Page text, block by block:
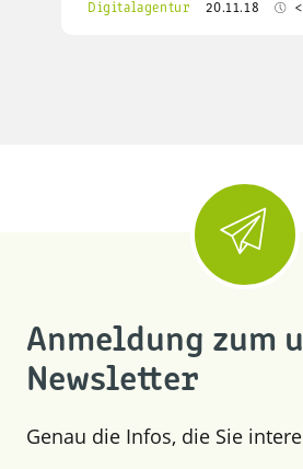
Digitalagentur 20.11.18
Anmeldung zum
Newsletter
Genau die Infos, die Sie